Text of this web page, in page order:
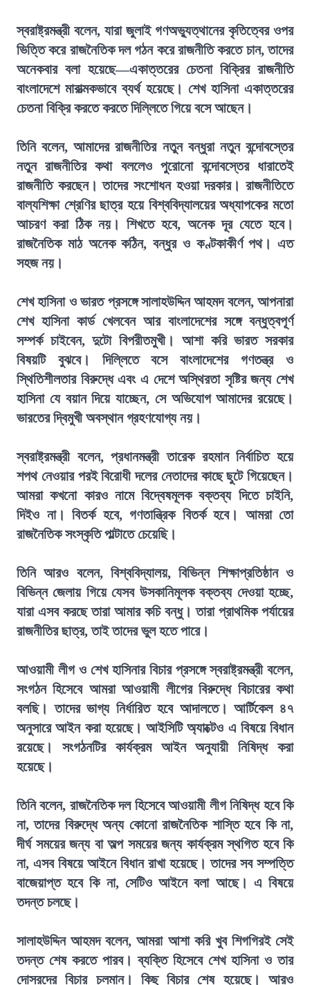
স্বরাষ্ট্রমন্ত্রী বলেন, যারা জুলাই গণঅভ্যুত্থানের কৃতিত্বের ওপর
ভিত্তি করে রাজনৈতিক দল গঠন করে রাজনীতি করতে চান, তাদের
অনেকবার বলা হয়েছে—একাত্তরের চেতনা বিক্রির রাজনীতি
বাংলাদেশে মারাত্মকভাবে ব্যর্থ হয়েছে। শেখ হাসিনা একাত্তরের
চেতনা বিক্রি করতে করতে দিল্লিতে গিয়ে বসে আছেন।
তিনি বলেন, আমাদের রাজনীতির নতুন বন্ধুরা নতুন বন্দোবস্তের
নতুন রাজনীতির কথা বললেও পুরোনো বন্দোবস্তের ধারাতেই
রাজনীতি করছেন। তাদের সংশোধন হওয়া দরকার। রাজনীতিতে
বাল্যশিক্ষা শ্রেণির ছাত্র হয়ে বিশ্ববিদ্যালয়ের অধ্যাপকের মতো
আচরণ করা ঠিক নয়। শিখতে হবে, অনেক দূর যেতে হবে।
রাজনৈতিক মাঠ অনেক কঠিন, বন্ধুর ও কণ্টকাকীর্ণ পথ। এত
সহজ নয়।
শেখ হাসিনা ও ভারত প্রসঙ্গে সালাহউদ্দিন আহমদ বলেন, আপনারা
শেখ হাসিনা কার্ড খেলবেন আর বাংলাদেশের সঙ্গে বন্ধুত্বপূর্ণ
সম্পর্ক চাইবেন, দুটো বিপরীতমুখী। আশা করি ভারত সরকার
বিষয়টি বুঝবে। দিল্লিতে বসে বাংলাদেশের গণতন্ত্র ও
স্থিতিশীলতার বিরুদ্ধে এবং এ দেশে অস্থিরতা সৃষ্টির জন্য শেখ
হাসিনা যে বয়ান দিয়ে যাচ্ছেন, সে অভিযোগ আমাদের রয়েছে।
ভারতের দ্বিমুখী অবস্থান গ্রহণযোগ্য নয়।
স্বরাষ্ট্রমন্ত্রী বলেন, প্রধানমন্ত্রী তারেক রহমান নির্বাচিত হয়ে
শপথ নেওয়ার পরই বিরোধী দলের নেতাদের কাছে ছুটে গিয়েছেন।
আমরা কখনো কারও নামে বিদ্বেষমূলক বক্তব্য দিতে চাইনি,
দিইও না। বিতর্ক হবে, গণতান্ত্রিক বিতর্ক হবে। আমরা তো
রাজনৈতিক সংস্কৃতি পাল্টাতে চেয়েছি।
তিনি আরও বলেন, বিশ্ববিদ্যালয়, বিভিন্ন শিক্ষাপ্রতিষ্ঠান ও
বিভিন্ন জেলায় গিয়ে যেসব উসকানিমূলক বক্তব্য দেওয়া হচ্ছে,
যারা এসব করছে তারা আমার কচি বন্ধু। তারা প্রাথমিক পর্যায়ের
রাজনীতির ছাত্র, তাই তাদের ভুল হতে পারে।
আওয়ামী লীগ ও শেখ হাসিনার বিচার প্রসঙ্গে স্বরাষ্ট্রমন্ত্রী বলেন,
সংগঠন হিসেবে আমরা আওয়ামী লীগের বিরুদ্ধে বিচারের কথা
বলছি। তাদের ভাগ্য নির্ধারিত হবে আদালতে। আর্টিকেল ৪৭
অনুসারে আইন করা হয়েছে। আইসিটি অ্যাক্টেও এ বিষয়ে বিধান
রয়েছে। সংগঠনটির কার্যক্রম আইন অনুযায়ী নিষিদ্ধ করা
হয়েছে।
তিনি বলেন, রাজনৈতিক দল হিসেবে আওয়ামী লীগ নিষিদ্ধ হবে কি
না, তাদের বিরুদ্ধে অন্য কোনো রাজনৈতিক শাস্তি হবে কি না,
দীর্ঘ সময়ের জন্য বা অল্প সময়ের জন্য কার্যক্রম স্থগিত হবে কি
না, এসব বিষয়ে আইনে বিধান রাখা হয়েছে। তাদের সব সম্পত্তি
বাজেয়াপ্ত হবে কি না, সেটিও আইনে বলা আছে। এ বিষয়ে
তদন্ত চলছে।
সালাহউদ্দিন আহমদ বলেন, আমরা আশা করি খুব শিগগিরই সেই
তদন্ত শেষ করতে পারব। ব্যক্তি হিসেবে শেখ হাসিনা ও তার
দোসরদের বিচার চলমান। কিছু বিচার শেষ হয়েছে। আরও